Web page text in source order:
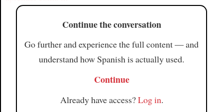
Continue the conversation
Go further and experience the full content — and
understand how Spanish is actually used.
Continue
Already have access?Log in.